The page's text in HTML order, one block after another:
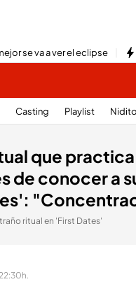
se va a ver el eclipse
Casting Playlist
que practica
de conocer a
ritual en 'First Dates'